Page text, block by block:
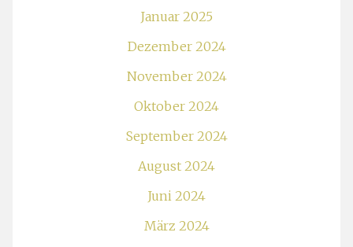
Januar 2025
Dezember 2024
November 2024
Oktober 2024
September 2024
August 2024
Juni 2024
März 2024